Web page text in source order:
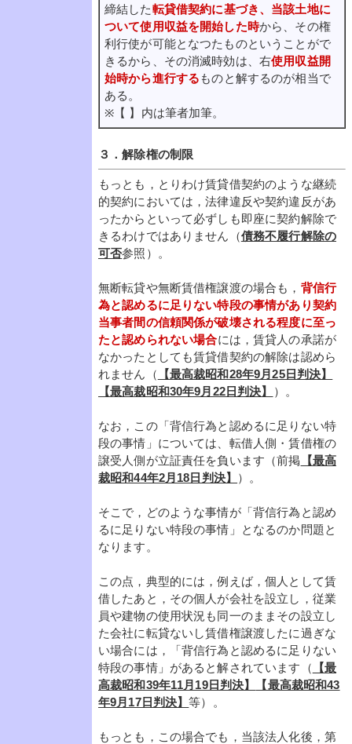
締結した転貸借契約に基づき、当該土地に
ついて使用収益を開始した時から、その権
利行使が可能となつたものということがで
きるから、その消滅時効は、右使用収益開
始時から進行する ものと解するのが相当で
ある。
※【 】内は筆者加筆。
３．解除権の制限
もっとも，とりわけ賃貸借契約のような継続
的契約においては，法律違反や契約違反があ
ったからといって必ずしも即座に契約解除で
きるわけではありません（債務不履行解除の
可否参照）。
無断転貸や無断賃借権譲渡の場合も， 背信行
為と認めるに足りない特段の事情があり契約
当事者間の信頼関係が破壊される程度に至っ
たと認められない場合には，賃貸人の承諾が
なかったとしても賃貸借契約の解除は認めら
れません（
【最高裁昭和28年9月25日判決】
【最高裁昭和30年9月22日判決】
）。
なお，この「背信行為と認めるに足りない特
段の事情」については、転借人側・賃借権の
譲受人側が立証責任を負います（前掲 【最高
裁昭和44年2月18日判決】
）。
そこで，どのような事情が「背信行為と認め
るに足りない特段の事情」となるのか問題と
なります。
この点，典型的には，例えば，個人として賃
借したあと，その個人が会社を設立し，従業
員や建物の使用状況も同一のままその設立し
た会社に転貸ないし賃借権譲渡したに過ぎな
い場合には，「背信行為と認めるに足りない
特段の事情」があると解されています（
【最
高裁昭和39年11月19日判決】
【最高裁昭和43
年9月17日判決】等）。
もっとも，この場合でも，当該法人化後，第